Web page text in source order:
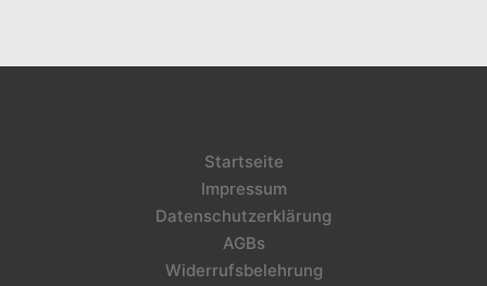
Startseite
Impressum
Datenschutzerklärung
AGBs
Widerrufsbelehrung